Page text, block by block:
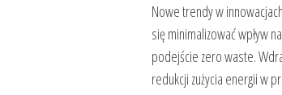
Nowe trendy w
się minimalizować wpływ
podejście zero waste.
redukcji zużycia energii w